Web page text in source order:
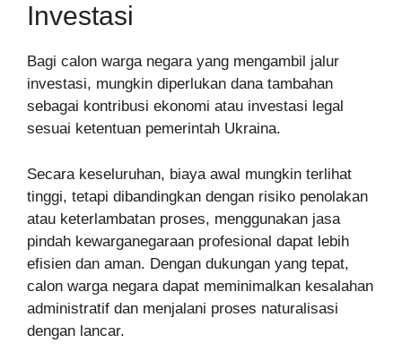
Investasi
Bagi calon warga negara yang mengambil jalur
investasi, mungkin diperlukan dana tambahan
sebagai kontribusi ekonomi atau investasi legal
sesuai ketentuan pemerintah Ukraina.
Secara keseluruhan, biaya awal mungkin terlihat
tinggi, tetapi dibandingkan dengan risiko penolakan
atau keterlambatan proses, menggunakan jasa
pindah kewarganegaraan profesional dapat lebih
efisien dan aman. Dengan dukungan yang tepat,
calon warga negara dapat meminimalkan kesalahan
administratif dan menjalani proses naturalisasi
dengan lancar.